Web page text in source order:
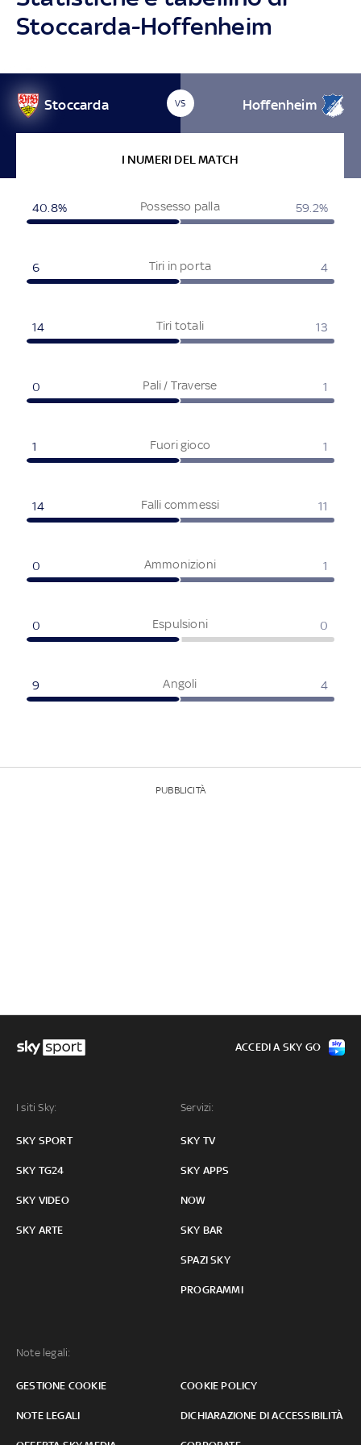
Stoccarda-Hoffenheim
Stoccarda VS Hoffenheim
I NUMERI DEL MATCH
Possesso palla
40.8% 59.2%
Tiri in porta
6 4
Tiri totali
14 13
Pali / Traverse
0 1
Fuori gioco
1 1
Falli commessi
14 11
Ammonizioni
0 1
Espulsioni
0 0
Angoli
9 4
PUBBLICITÀ
I siti Sky:
SKY SPORT
SKY TG24
SKY VIDEO
SKY ARTE
Servizi:
SKY TV
SKY APPS
NOW
SKY BAR
SPAZI SKY
PROGRAMMI
Note legali:
GESTIONE COOKIE COOKIE POLICY
NOTE LEGALI DICHIARAZIONE DI ACCESSIBILITÀ
ACCEDI A SKY GO